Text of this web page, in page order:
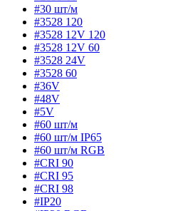
#30 шт/м
#3528 120
#3528 12V 120
#3528 12V 60
#3528 24V
#3528 60
#36V
#48V
#5V
#60 шт/м
#60 шт/м IP65
#60 шт/м RGB
#CRI 90
#CRI 95
#CRI 98
#IP20